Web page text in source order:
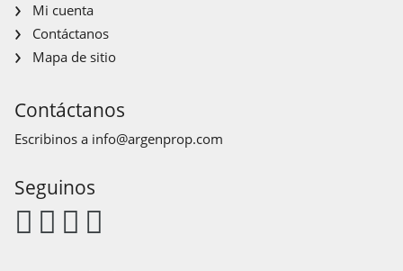
Mi cuenta
Contáctanos
Mapa de sitio
Contáctanos
Escribinos a info@argenprop.com
Seguinos